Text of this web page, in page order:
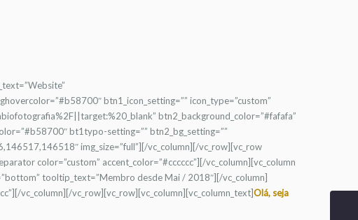
btn1_icon_setting=”” icon_type=”custom”
btn2_background_color=”#fafafa”
bt1typo-setting=”” btn2_bg_setting=””
img_size=”full”][/vc_column][/vc_row][vc_row
color=”custom” accent_color=”#cccccc”][/vc_column][vc_column
tooltip_text=”Membro desde Mai / 2018″][/vc_column]
vc_column][/vc_row][vc_row][vc_column][vc_column_text]Olá, seja